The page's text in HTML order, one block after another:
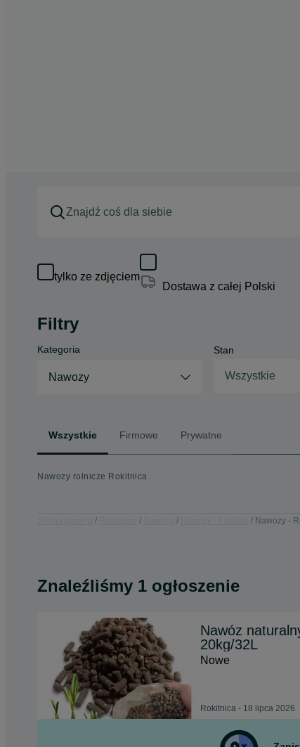
tylko ze zdjęciem
Dostawa z całej Polski
Filtry
Kategoria
Nawozy
Stan
Wszystkie
Wszystkie Firmowe Prywatne
Nawozy rolnicze Rokitnica
Nawozy -
Znaleźliśmy 1 ogłoszenie
Nawóz
20kg/32L
Nowe
Rokitnica - 18 lipca 2026